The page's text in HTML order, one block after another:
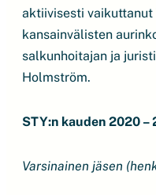
aktiivisesti vaikuttanut
kansainvälisten
salkunhoitajan ja
Holmström.
STY:n kauden 2020
Varsinainen jäsen